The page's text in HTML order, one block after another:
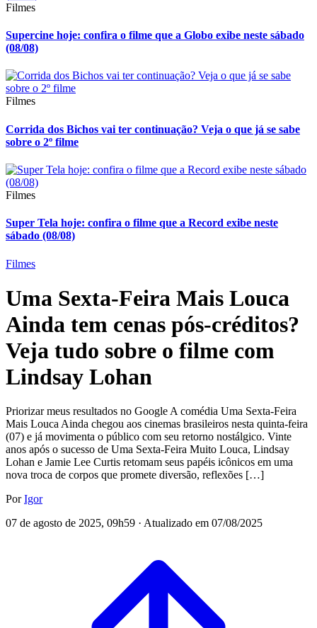
Filmes
Supercine hoje: confira o filme que a Globo exibe neste sábado
(08/08)
Filmes
Corrida dos Bichos vai ter continuação? Veja o que já se sabe
sobre o 2º filme
Filmes
Super Tela hoje: confira o filme que a Record exibe neste
sábado (08/08)
Filmes
Uma Sexta-Feira Mais Louca
Ainda tem cenas pós-créditos?
Veja tudo sobre o filme com
Lindsay Lohan
Priorizar meus resultados no Google A comédia Uma Sexta-Feira
Mais Louca Ainda chegou aos cinemas brasileiros nesta quinta-feira
(07) e já movimenta o público com seu retorno nostálgico. Vinte
anos após o sucesso de Uma Sexta-Feira Muito Louca, Lindsay
Lohan e Jamie Lee Curtis retomam seus papéis icônicos em uma
nova troca de corpos que promete diversão, reflexões […]
PorIgor
07 de agosto de 2025, 09h59 · Atualizado em 07/08/2025